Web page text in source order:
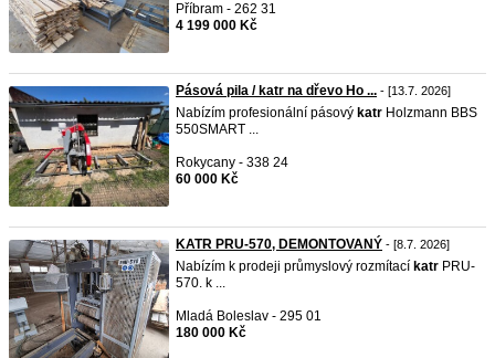
Příbram - 262 31
4 199 000 Kč
Pásová pila / katr na dřevo Ho ... - [13.7. 2026]
Nabízím profesionální pásový katr Holzmann BBS
550SMART ...
Rokycany - 338 24
60 000 Kč
KATR PRU-570, DEMONTOVANÝ - [8.7. 2026]
Nabízím k prodeji průmyslový rozmítací katr PRU-
570. k ...
Mladá Boleslav - 295 01
180 000 Kč